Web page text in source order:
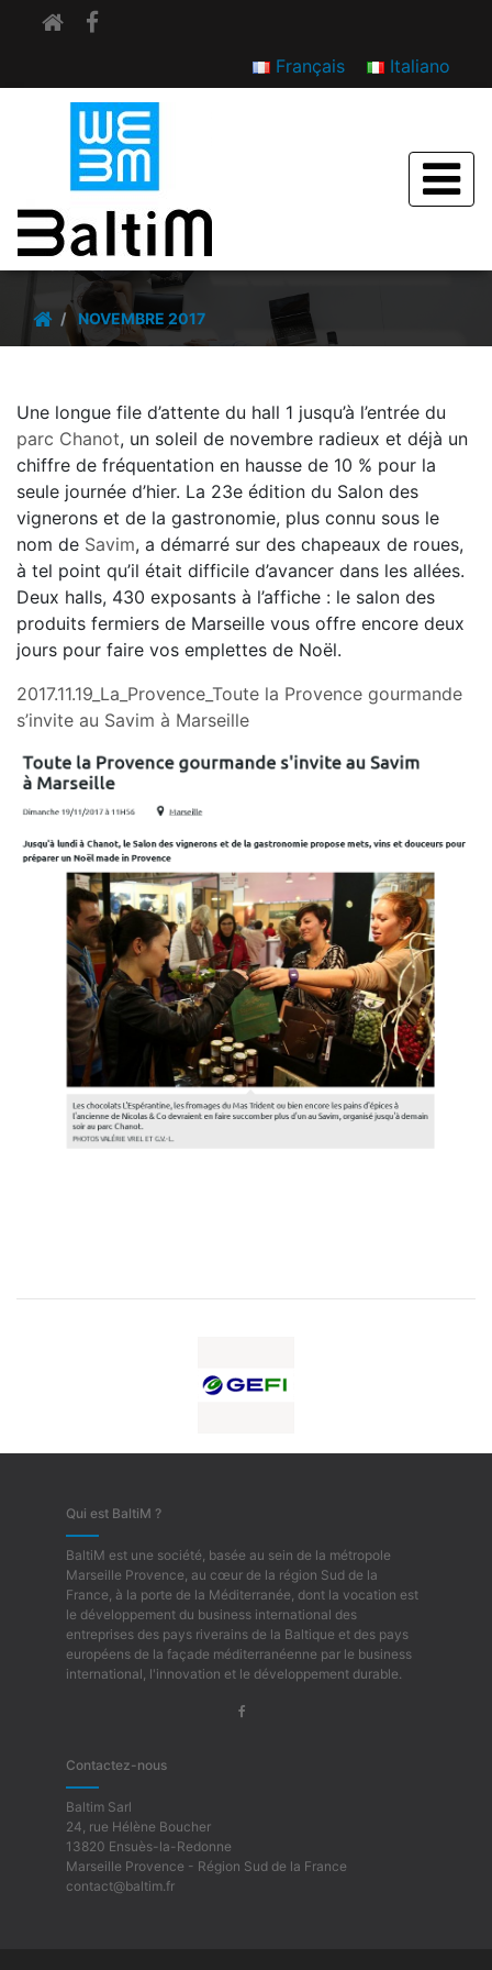
Français Italiano
Toute la Provence gourmande s’invite au Savim à
NOVEMBRE 2017
Une longue file d’attente du hall 1 jusqu’à l’entrée du
parc Chanot, un soleil de novembre radieux et déjà un
chiffre de fréquentation en hausse de 10 % pour la
seule journée d’hier. La 23e édition du Salon des
vignerons et de la gastronomie, plus connu sous le
nom de Savim, a démarré sur des chapeaux de roues,
à tel point qu’il était difficile d’avancer dans les allées.
Deux halls, 430 exposants à l’affiche : le salon des
produits fermiers de Marseille vous offre encore deux
jours pour faire vos emplettes de Noël.
2017.11.19_La_Provence_Toute la Provence gourmande
s’invite au Savim à Marseille
Qui est BaltiM ?
BaltiM est une société, basée au sein de la métropole
Marseille Provence, au cœur de la région Sud de la
France, à la porte de la Méditerranée, dont la vocation est
le développement du business international des
entreprises des pays riverains de la Baltique et des pays
européens de la façade méditerranéenne par le business
international, l'innovation et le développement durable.
Contactez-nous
Baltim Sarl
24, rue Hélène Boucher
13820 Ensuès-la-Redonne
Marseille Provence - Région Sud de la France
contact@baltim.fr